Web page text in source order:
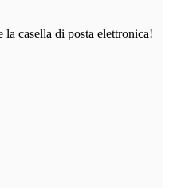
casella di posta elettronica!